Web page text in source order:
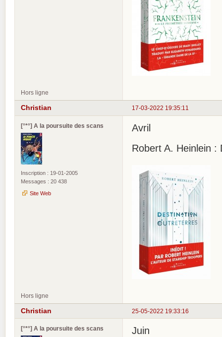
Hors ligne
17-03-2022 19:35:11
Christian
[°*°] A la poursuite des scans
Inscription : 19-01-2005
Messages : 20 438
Site Web
Avril
Robert A. Heinlein :
Hors ligne
25-05-2022 19:33:16
Christian
[°*°] A la poursuite des scans
Juin